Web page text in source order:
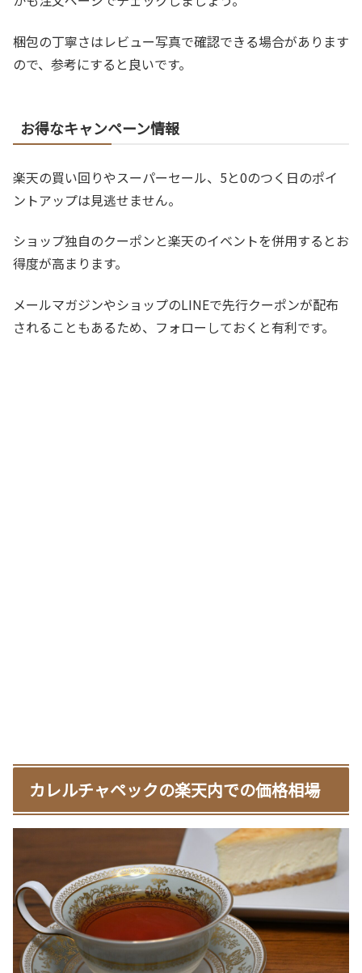
梱包の丁寧さはレビュー写真で確認できる場合があります
ので、参考にすると良いです。
お得なキャンペーン情報
楽天の買い回りやスーパーセール、5と0のつく日のポイ
ントアップは見逃せません。
ショップ独自のクーポンと楽天のイベントを併用するとお
得度が高まります。
メールマガジンやショップのLINEで先行クーポンが配布
されることもあるため、フォローしておくと有利です。
カレルチャペックの楽天内での価格相場